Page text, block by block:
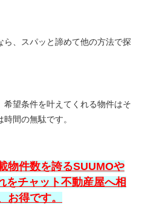
ら、スパッと諦めて他の方法で探
望条件を叶えてくれる物件はそ
間の無駄です。
物件数を誇るSUUMOや
をチャット不動産屋へ相
お得です。